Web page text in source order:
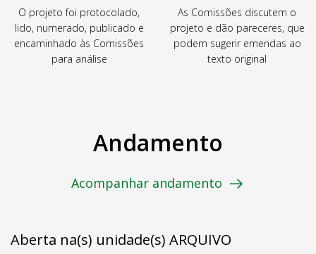
O projeto foi protocolado,
lido, numerado, publicado e
encaminhado às Comissões
para análise
As Comissões discutem o
projeto e dão pareceres, que
podem sugerir emendas ao
texto original
Andamento
Acompanhar andamento
Aberta na(s) unidade(s) ARQUIVO